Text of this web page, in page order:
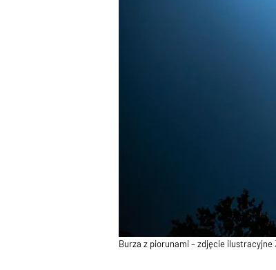
Burza z piorunami – zdjęcie ilustracyjne